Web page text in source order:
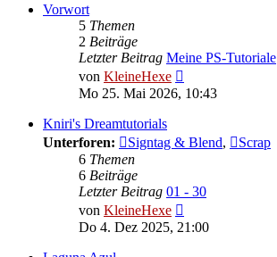
Vorwort
5 Themen
2 Beiträge
Letzter Beitrag Meine PS-Tutoriale
von KleineHexe
Beitrag
Mo 25. Mai 2026, 10:43
Kniri's Dreamtutorials
Unterforen:
Signtag & Blend,
Scrap
6 Themen
6 Beiträge
Letzter Beitrag 01 - 30
von KleineHexe
Beitrag
Do 4. Dez 2025, 21:00